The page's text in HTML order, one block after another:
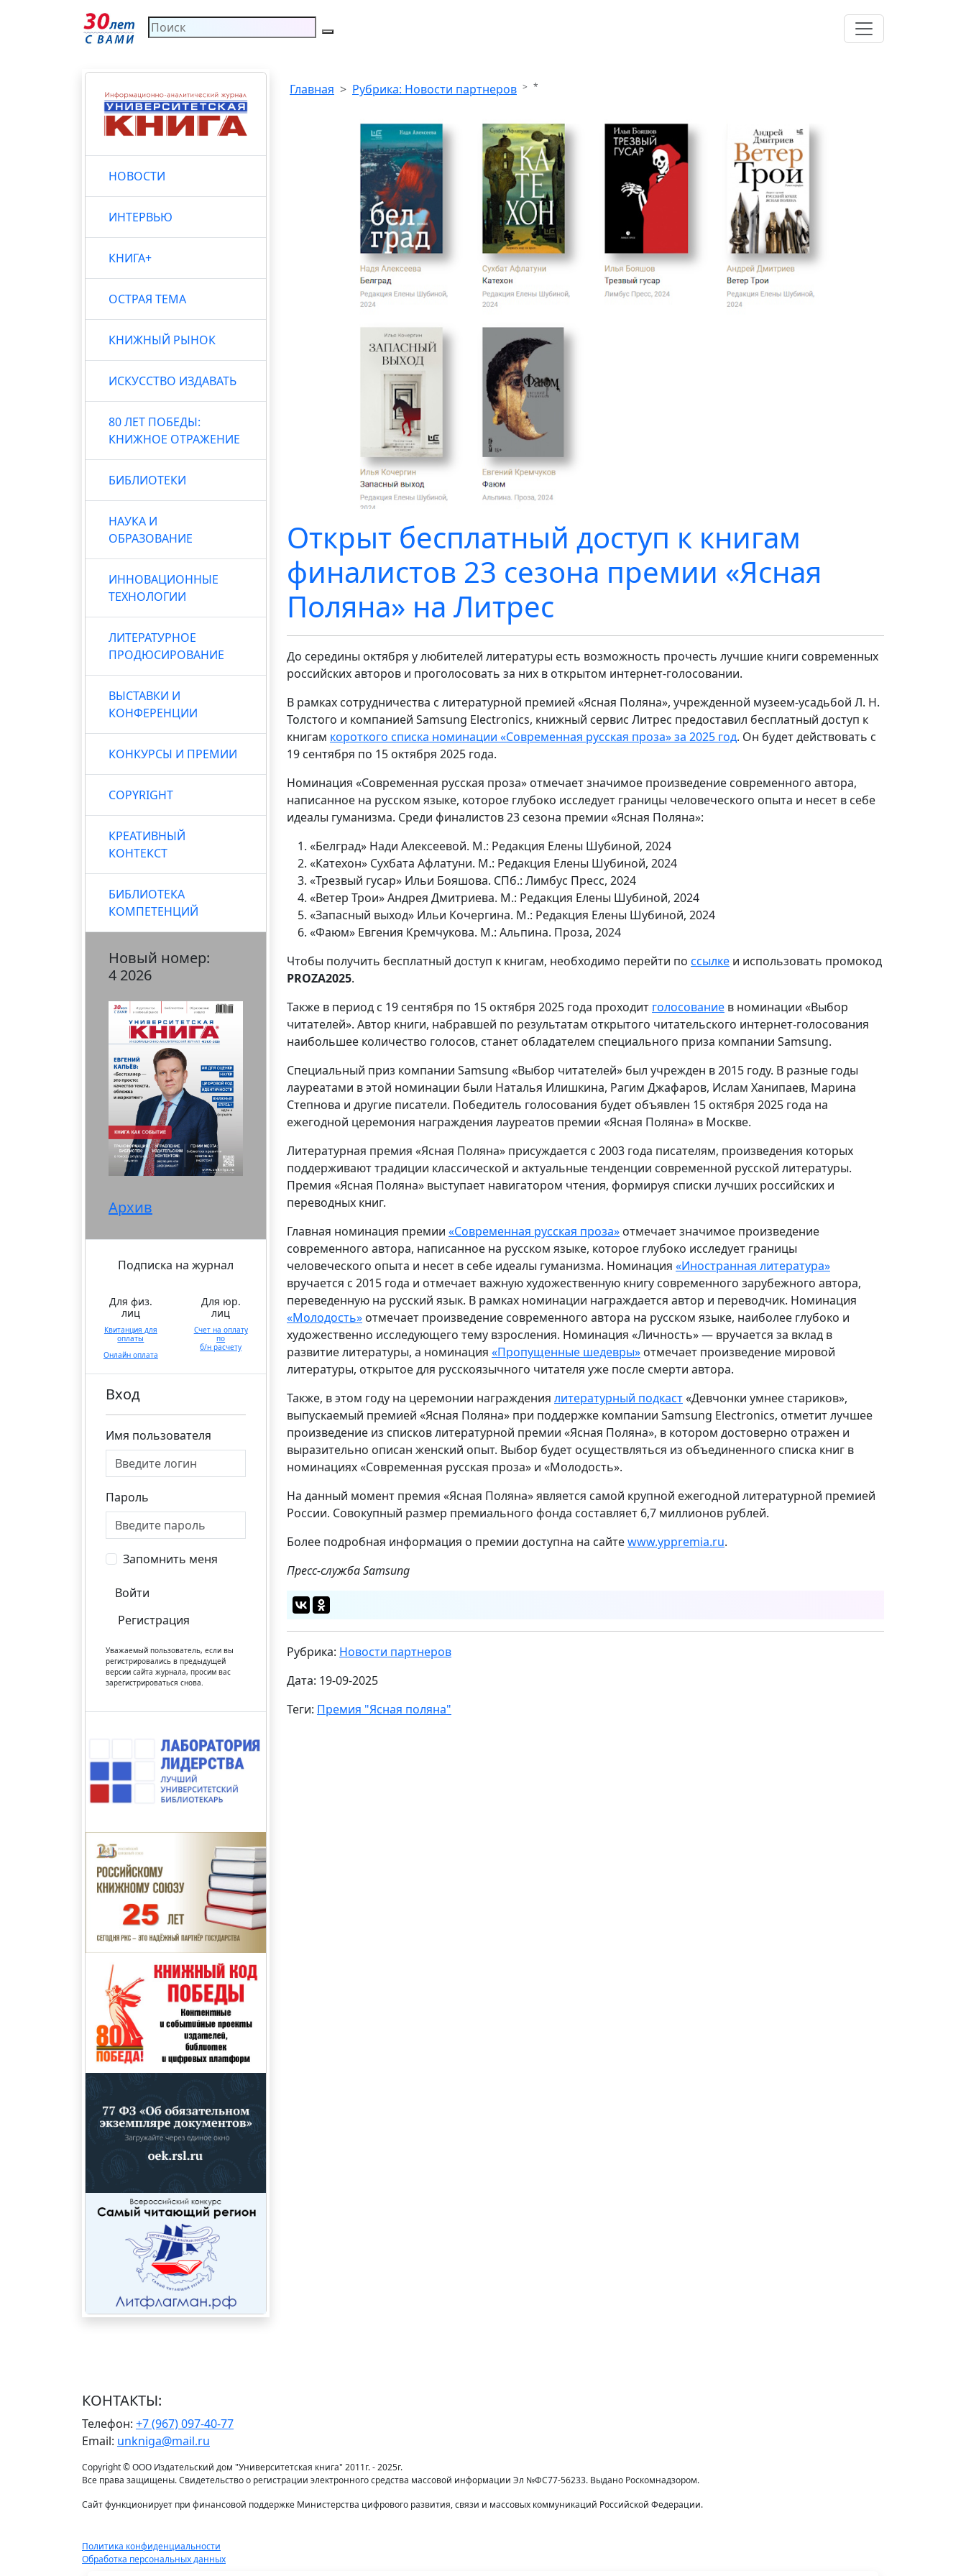
НОВОСТИ
ИНТЕРВЬЮ
КНИГА+
ОСТРАЯ ТЕМА
КНИЖНЫЙ РЫНОК
ИСКУССТВО ИЗДАВАТЬ
80 ЛЕТ ПОБЕДЫ:
КНИЖНОЕ ОТРАЖЕНИЕ
БИБЛИОТЕКИ
НАУКА И
ОБРАЗОВАНИЕ
ИННОВАЦИОННЫЕ
ТЕХНОЛОГИИ
ЛИТЕРАТУРНОЕ
ПРОДЮСИРОВАНИЕ
ВЫСТАВКИ И
КОНФЕРЕНЦИИ
КОНКУРСЫ И ПРЕМИИ
COPYRIGHT
КРЕАТИВНЫЙ
КОНТЕКСТ
БИБЛИОТЕКА
КОМПЕТЕНЦИЙ
Новый номер:
4 2026
Архив
Подписка на журнал
Для физ.
лиц
Квитанция для
оплаты
Онлайн оплата
Для юр.
лиц
Счет на оплату
по
б/н расчету
Вход
Имя пользователя
Пароль
Запомнить меня
Войти
Регистрация
Уважаемый пользователь, если вы
регистрировались в предыдущей
версии сайта журнала, просим вас
зарегистрироваться снова.
Главная Рубрика: Новости партнеров *
Открыт бесплатный доступ к книгам
финалистов 23 сезона премии «Ясная
Поляна» на Литрес
До середины октября у любителей литературы есть возможность прочесть лучшие книги современных
российских авторов и проголосовать за них в открытом интернет-голосовании.
В рамках сотрудничества с литературной премией «Ясная Поляна», учрежденной музеем-усадьбой Л. Н.
Толстого и компанией Samsung Electronics, книжный сервис Литрес предоставил бесплатный доступ к
книгам короткого списка номинации «Современная русская проза» за 2025 год. Он будет действовать с
19 сентября по 15 октября 2025 года.
Номинация «Современная русская проза» отмечает значимое произведение современного автора,
написанное на русском языке, которое глубоко исследует границы человеческого опыта и несет в себе
идеалы гуманизма. Среди финалистов 23 сезона премии «Ясная Поляна»:
«Белград» Нади Алексеевой. М.: Редакция Елены Шубиной, 2024
«Катехон» Сухбата Афлатуни. М.: Редакция Елены Шубиной, 2024
«Трезвый гусар» Ильи Бояшова. СПб.: Лимбус Пресс, 2024
«Ветер Трои» Андрея Дмитриева. М.: Редакция Елены Шубиной, 2024
«Запасный выход» Ильи Кочергина. М.: Редакция Елены Шубиной, 2024
«Фаюм» Евгения Кремчукова. М.: Альпина. Проза, 2024
Чтобы получить бесплатный доступ к книгам, необходимо перейти по ссылке и использовать промокод
PROZA2025.
Также в период с 19 сентября по 15 октября 2025 года проходит голосование в номинации «Выбор
читателей». Автор книги, набравшей по результатам открытого читательского интернет-голосования
наибольшее количество голосов, станет обладателем специального приза компании Samsung.
Специальный приз компании Samsung «Выбор читателей» был учрежден в 2015 году. В разные годы
лауреатами в этой номинации были Наталья Илишкина, Рагим Джафаров, Ислам Ханипаев, Марина
Степнова и другие писатели. Победитель голосования будет объявлен 15 октября 2025 года на
ежегодной церемония награждения лауреатов премии «Ясная Поляна» в Москве.
Литературная премия «Ясная Поляна» присуждается с 2003 года писателям, произведения которых
поддерживают традиции классической и актуальные тенденции современной русской литературы.
Премия «Ясная Поляна» выступает навигатором чтения, формируя списки лучших российских и
переводных книг.
Главная номинация премии «Современная русская проза» отмечает значимое произведение
современного автора, написанное на русском языке, которое глубоко исследует границы
человеческого опыта и несет в себе идеалы гуманизма. Номинация «Иностранная литература»
вручается с 2015 года и отмечает важную художественную книгу современного зарубежного автора,
переведенную на русский язык. В рамках номинации награждается автор и переводчик. Номинация
«Молодость» отмечает произведение современного автора на русском языке, наиболее глубоко и
художественно исследующего тему взросления. Номинация «Личность» — вручается за вклад в
развитие литературы, а номинация «Пропущенные шедевры» отмечает произведение мировой
литературы, открытое для русскоязычного читателя уже после смерти автора.
Также, в этом году на церемонии награждения литературный подкаст«Девчонки умнее стариков»,
выпускаемый премией «Ясная Поляна» при поддержке компании Samsung Electronics, отметит лучшее
произведение из списков литературной премии «Ясная Поляна», в котором достоверно отражен и
выразительно описан женский опыт. Выбор будет осуществляться из объединенного списка книг в
номинациях «Современная русская проза» и «Молодость».
На данный момент премия «Ясная Поляна» является самой крупной ежегодной литературной премией
России. Совокупный размер премиального фонда составляет 6,7 миллионов рублей.
Более подробная информация о премии доступна на сайтеwww.yppremia.ru.
Пресс-службаSamsung
Рубрика: Новости партнеров
Дата: 19-09-2025
Теги: Премия "Ясная поляна"
КОНТАКТЫ:
Телефон: +7 (967) 097-40-77
Email: unkniga@mail.ru
Copyright © ООО Издательский дом "Университетская книга" 2011г. - 2025г.
Все права защищены. Свидетельство о регистрации электронного средства массовой информации Эл №ФС77-56233. Выдано Роскомнадзором.
Сайт функционирует при финансовой поддержке Министерства цифрового развития, связи и массовых коммуникаций Российской Федерации.
Политика конфиденциальности
Обработка персональных данных